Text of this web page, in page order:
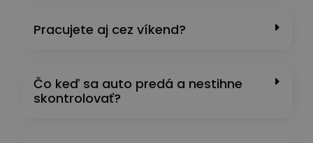
Pracujete aj cez víkend?
Čo keď sa auto predá a nestihne
skontrolovať?